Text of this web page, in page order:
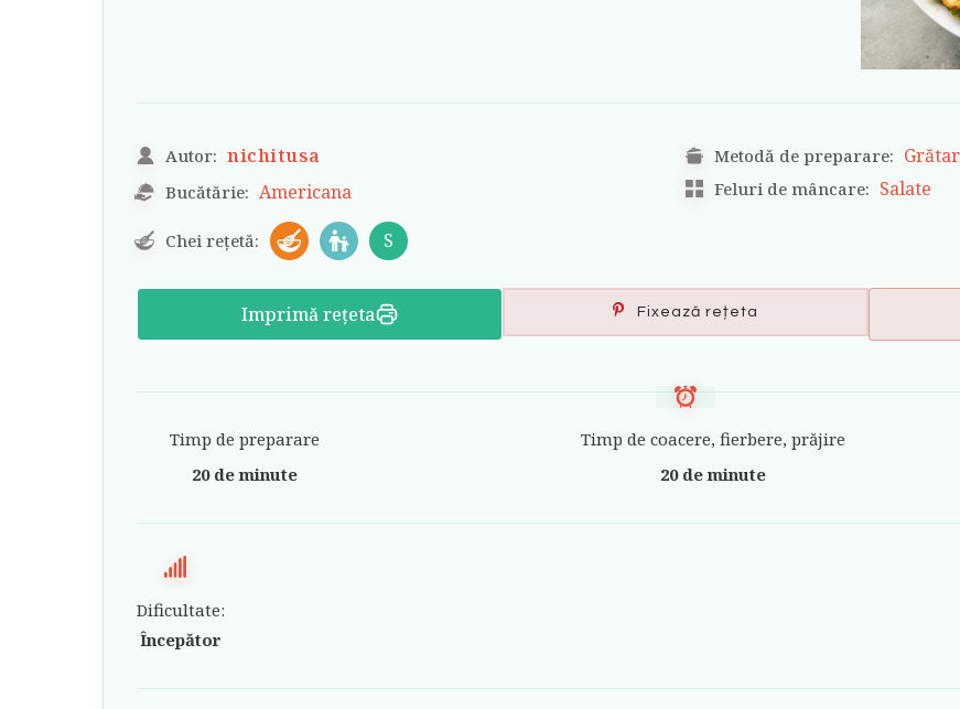
Autor: nichitusa Metodă de preparare: Grătar
Bucătărie: Americana Feluri de mâncare: Salate
Chei rețetă: S
Imprimă rețeta Fixează rețeta
Timp de preparare
20 de minute
Timp de coacere, fierbere, prăjire
20 de minute
Dificultate:
Începător